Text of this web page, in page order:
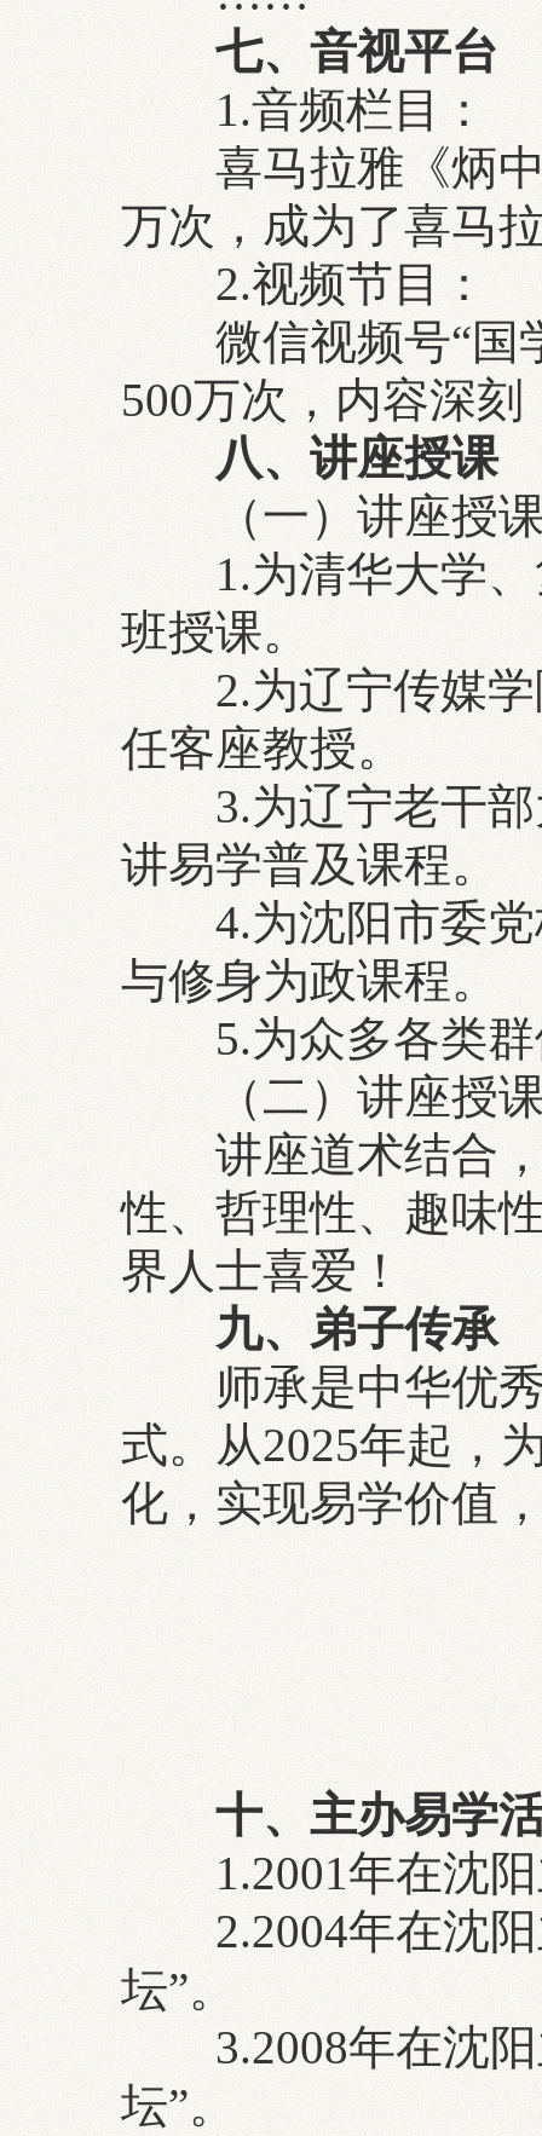
七、音视平台
1.音频栏目：
喜马拉雅《炳中
万次，成为了喜马
2.视频节目：
微信视频号“国学
500万次，内容深
八、讲座授课
（一）讲座授
1.为清华大学、
班授课。
2.为辽宁传媒学
任客座教授。
3.为辽宁老干部
讲易学普及课程。
4.为沈阳市委党
与修身为政课程。
5.为众多各类群
（二）讲座授
讲座道术结合，
性、哲理性、趣味
界人士喜爱！
九、弟子传承
师承是中华优秀
式。从2025年起，
化，实现易学价值
十、主办易学
1.2001年在沈阳
2.2004年在沈阳
坛”。
3.2008年在沈阳
坛”。